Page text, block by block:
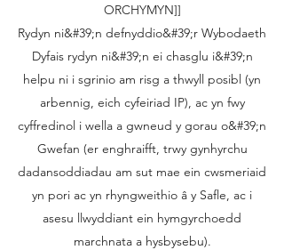
ORCHYMYN]]
Rydyn ni&#39;n defnyddio&#39;r Wybodaeth
Dyfais rydyn ni&#39;n ei chasglu i&#39;n
helpu ni i sgrinio am risg a thwyll posibl (yn
arbennig, eich cyfeiriad IP), ac yn fwy
cyffredinol i wella a gwneud y gorau o&#39;n
Gwefan (er enghraifft, trwy gynhyrchu
dadansoddiadau am sut mae ein cwsmeriaid
yn pori ac yn rhyngweithio â y Safle, ac i
asesu llwyddiant ein hymgyrchoedd
marchnata a hysbysebu).